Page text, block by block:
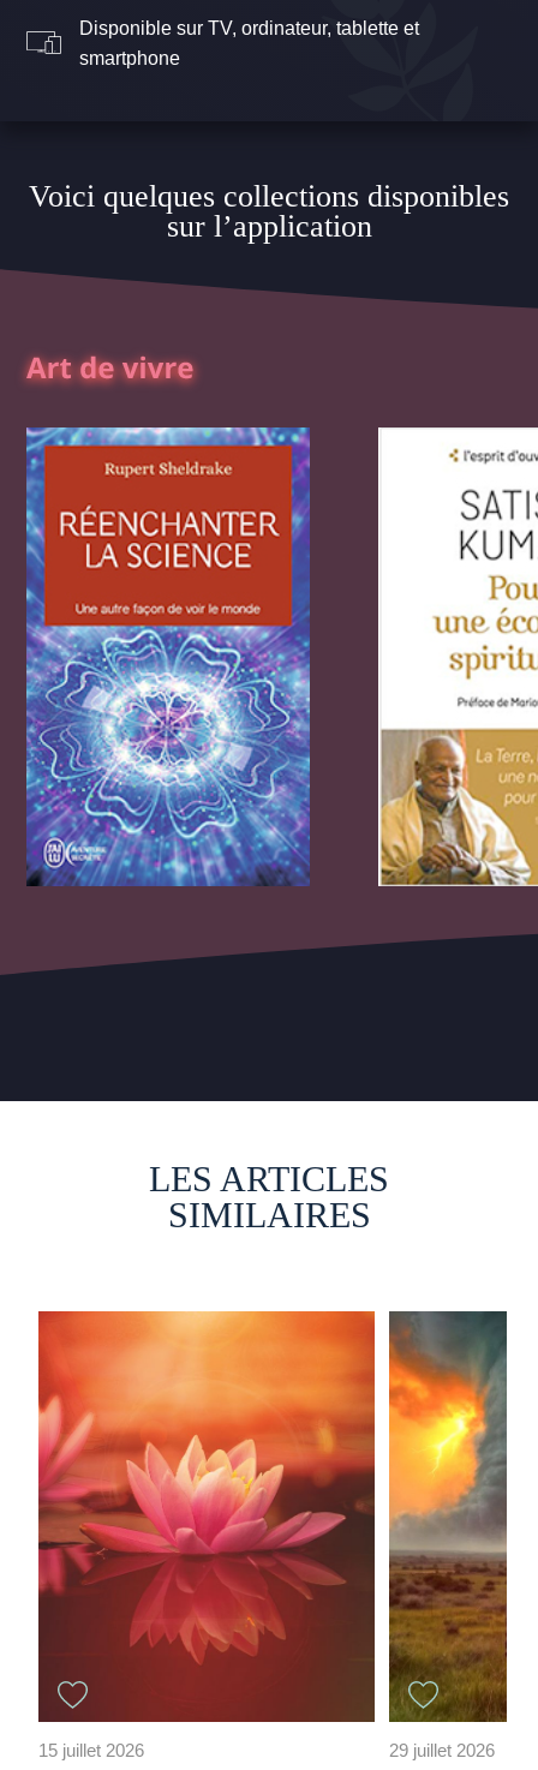
Disponible sur TV, ordinateur, tablette et
smartphone
Voici quelques collections disponibles
sur l’application
LES ARTICLES
SIMILAIRES
15 juillet 2026 29 juillet 2026